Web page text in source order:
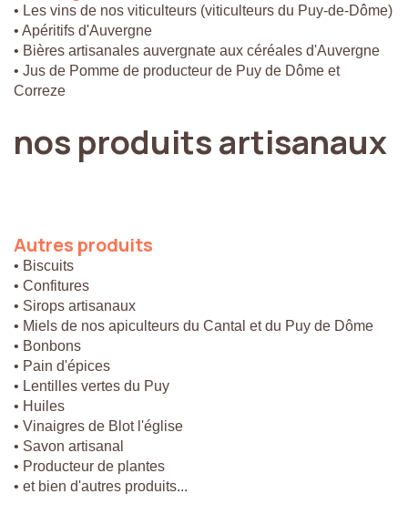
• Les vins de nos viticulteurs (viticulteurs du Puy-de-Dôme)
• Apéritifs d'Auvergne
• Bières artisanales auvergnate aux céréales d'Auvergne
• Jus de Pomme de producteur de Puy de Dôme et
Correze
nos produitsartisanaux
Autres produits
• Biscuits
• Confitures
• Sirops artisanaux
• Miels de nos apiculteurs du Cantal et du Puy de Dôme
• Bonbons
• Pain d'épices
• Lentilles vertes du Puy
• Huiles
• Vinaigres de Blot l'église
• Savon artisanal
• Producteur de plantes
• et bien d'autres produits...